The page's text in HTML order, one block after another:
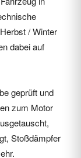
/ Winter
dabei auf
geprüft und
zum Motor
Stoßdämpfer